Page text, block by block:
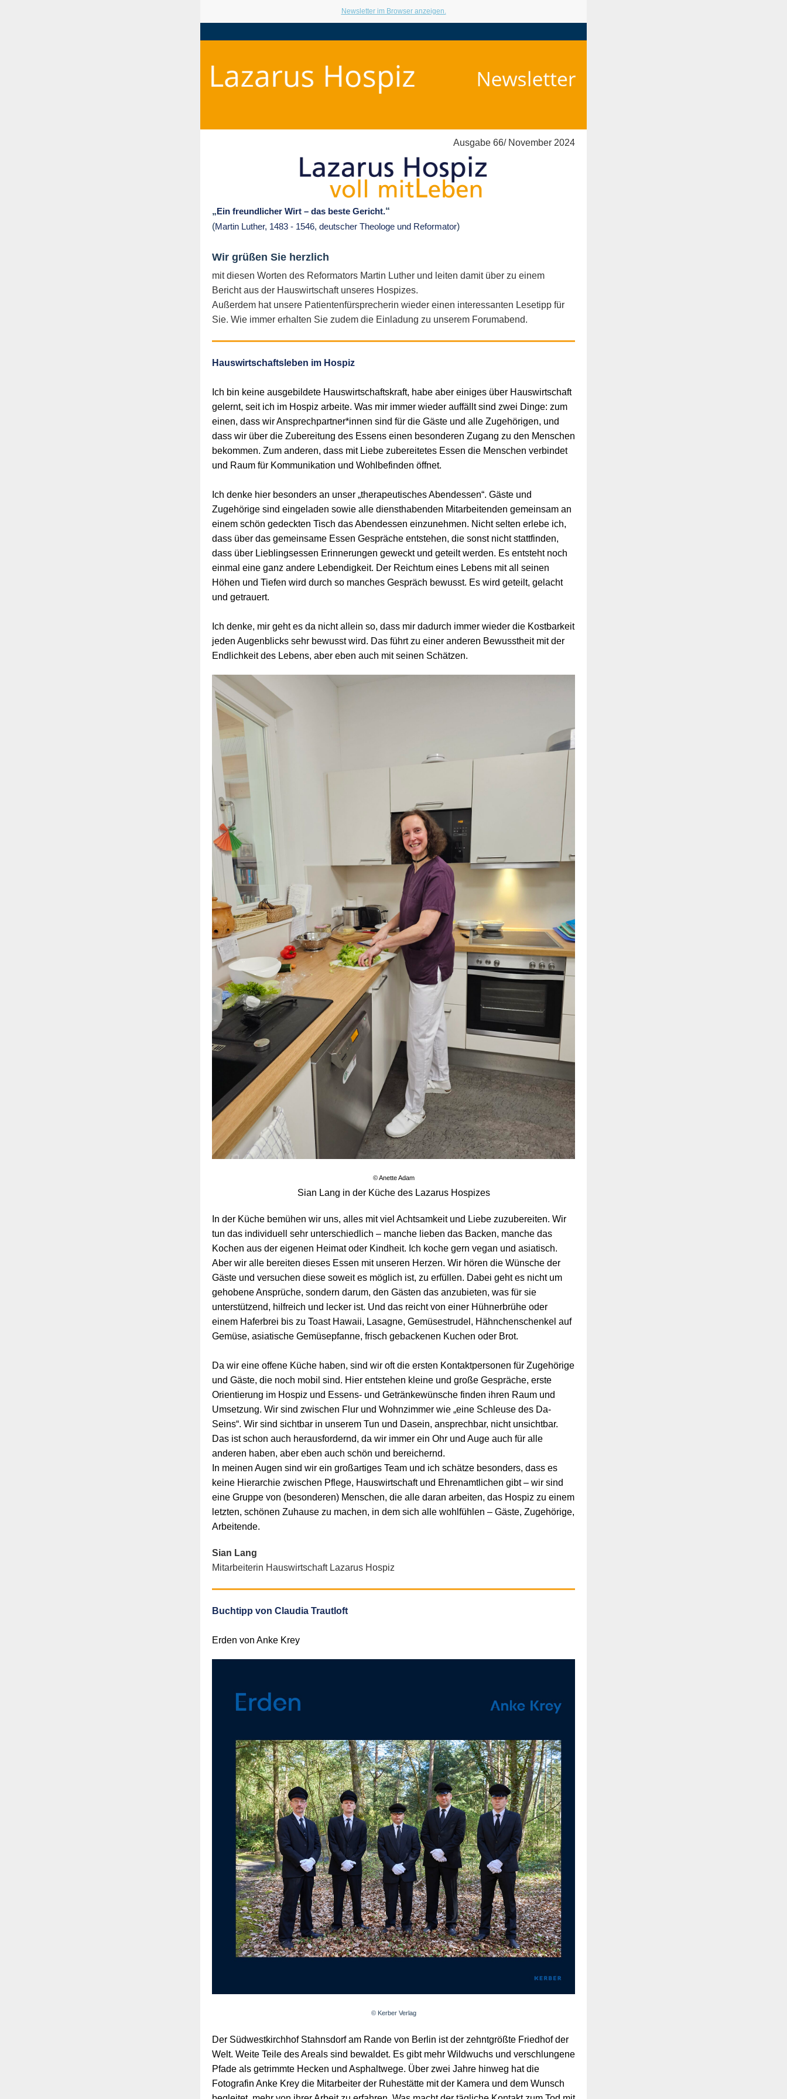
Newsletter im Browser anzeigen.
Ausgabe 66/ November 2024
„ Ein freundlicher Wirt – das beste Gericht.“
(Martin Luther, 1483 - 1546, deutscher Theologe und Reformator)
Wir grüßen Sie herzlich
mit diesen Worten des Reformators Martin Luther und leiten damit über zu einem
Bericht aus der Hauswirtschaft unseres Hospizes.
Außerdem hat unsere Patientenfürsprecherin wieder einen interessanten Lesetipp für
Sie. Wie immer erhalten Sie zudem die Einladung zu unserem Forumabend.
Hauswirtschaftsleben im Hospiz
Ich bin keine ausgebildete Hauswirtschaftskraft, habe aber einiges über Hauswirtschaft
gelernt, seit ich im Hospiz arbeite. Was mir immer wieder auffällt sind zwei Dinge: zum
einen, dass wir Ansprechpartner*innen sind für die Gäste und alle Zugehörigen, und
dass wir über die Zubereitung des Essens einen besonderen Zugang zu den Menschen
bekommen. Zum anderen, dass mit Liebe zubereitetes Essen die Menschen verbindet
und Raum für Kommunikation und Wohlbefinden öffnet.
Ich denke hier besonders an unser „therapeutisches Abendessen“. Gäste und
Zugehörige sind eingeladen sowie alle diensthabenden Mitarbeitenden gemeinsam an
einem schön gedeckten Tisch das Abendessen einzunehmen. Nicht selten erlebe ich,
dass über das gemeinsame Essen Gespräche entstehen, die sonst nicht stattfinden,
dass über Lieblingsessen Erinnerungen geweckt und geteilt werden. Es entsteht noch
einmal eine ganz andere Lebendigkeit. Der Reichtum eines Lebens mit all seinen
Höhen und Tiefen wird durch so manches Gespräch bewusst. Es wird geteilt, gelacht
und getrauert.
Ich denke, mir geht es da nicht allein so, dass mir dadurch immer wieder die Kostbarkeit
jeden Augenblicks sehr bewusst wird. Das führt zu einer anderen Bewusstheit mit der
Endlichkeit des Lebens, aber eben auch mit seinen Schätzen.
© Anette Adam
Sian Lang in der Küche des Lazarus Hospizes
In der Küche bemühen wir uns, alles mit viel Achtsamkeit und Liebe zuzubereiten. Wir
tun das individuell sehr unterschiedlich – manche lieben das Backen, manche das
Kochen aus der eigenen Heimat oder Kindheit. Ich koche gern vegan und asiatisch.
Aber wir alle bereiten dieses Essen mit unseren Herzen. Wir hören die Wünsche der
Gäste und versuchen diese soweit es möglich ist, zu erfüllen. Dabei geht es nicht um
gehobene Ansprüche, sondern darum, den Gästen das anzubieten, was für sie
unterstützend, hilfreich und lecker ist. Und das reicht von einer Hühnerbrühe oder
einem Haferbrei bis zu Toast Hawaii, Lasagne, Gemüsestrudel, Hähnchenschenkel auf
Gemüse, asiatische Gemüsepfanne, frisch gebackenen Kuchen oder Brot.
Da wir eine offene Küche haben, sind wir oft die ersten Kontaktpersonen für Zugehörige
und Gäste, die noch mobil sind. Hier entstehen kleine und große Gespräche, erste
Orientierung im Hospiz und Essens- und Getränkewünsche finden ihren Raum und
Umsetzung. Wir sind zwischen Flur und Wohnzimmer wie „eine Schleuse des Da-
Seins“. Wir sind sichtbar in unserem Tun und Dasein, ansprechbar, nicht unsichtbar.
Das ist schon auch herausfordernd, da wir immer ein Ohr und Auge auch für alle
anderen haben, aber eben auch schön und bereichernd.
In meinen Augen sind wir ein großartiges Team und ich schätze besonders, dass es
keine Hierarchie zwischen Pflege, Hauswirtschaft und Ehrenamtlichen gibt – wir sind
eine Gruppe von (besonderen) Menschen, die alle daran arbeiten, das Hospiz zu einem
letzten, schönen Zuhause zu machen, in dem sich alle wohlfühlen – Gäste, Zugehörige,
Arbeitende.
Sian Lang
Mitarbeiterin Hauswirtschaft Lazarus Hospiz
Buchtipp von Claudia Trautloft
Erden von Anke Krey
© Kerber Verlag
Der Südwestkirchhof Stahnsdorf am Rande von Berlin ist der zehntgrößte Friedhof der
Welt. Weite Teile des Areals sind bewaldet. Es gibt mehr Wildwuchs und verschlungene
Pfade als getrimmte Hecken und Asphaltwege. Über zwei Jahre hinweg hat die
Fotografin Anke Krey die Mitarbeiter der Ruhestätte mit der Kamera und dem Wunsch